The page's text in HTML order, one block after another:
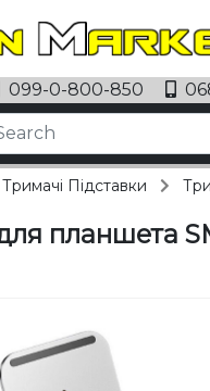
099-0-800-850
Підставки
планшета